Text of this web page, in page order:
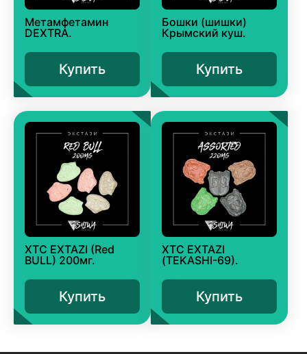
Метамфетамин
DEXTRA.
Купить
Бошки (шишки)
Крымский куш.
Купить
XTC EXTAZI (Red
BULL) 200мг.
Купить
XTC EXTAZI
(TEKASHI-69).
Купить